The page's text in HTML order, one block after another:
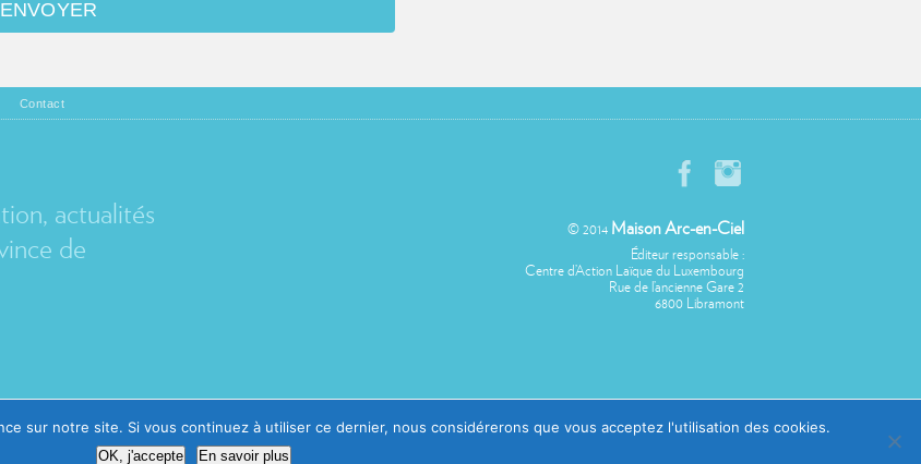
Contact
actualités
de
© 2014 Maison Arc-en-Ciel
Éditeur responsable :
Centre d’Action Laïque du Luxembourg
Rue de l’ancienne Gare 2
6800 Libramont
sur notre site. Si vous continuez à utiliser ce dernier, nous considérerons que vous acceptez l'utilisation des cookies.
OK, j'accepte En savoir plus